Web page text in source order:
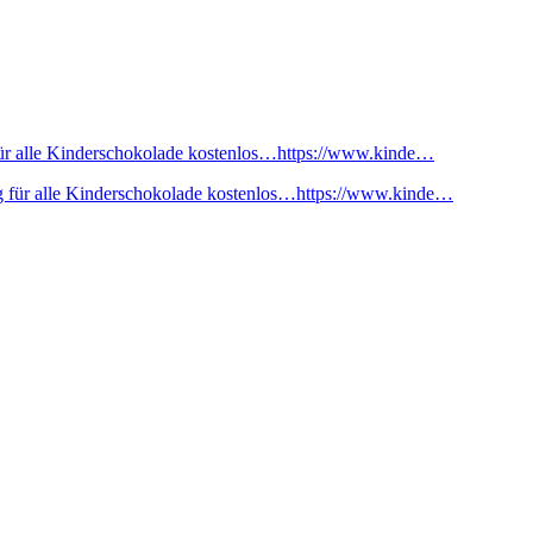
alle Kinderschokolade kostenlos…https://www.kinde…
für alle Kinderschokolade kostenlos…https://www.kinde…